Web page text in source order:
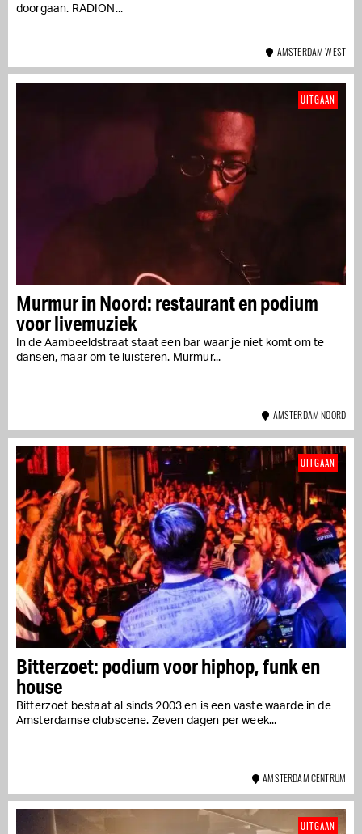
doorgaan. RADION...
AMSTERDAM WEST
Murmur in Noord: restaurant en podium
voor livemuziek
In de Aambeeldstraat staat een bar waar je niet komt om te
dansen, maar om te luisteren. Murmur...
UITGAAN
AMSTERDAM NOORD
Bitterzoet: podium voor hiphop, funk en
house
Bitterzoet bestaat al sinds 2003 en is een vaste waarde in de
Amsterdamse clubscene. Zeven dagen per week...
UITGAAN
AMSTERDAM CENTRUM
UITGAAN